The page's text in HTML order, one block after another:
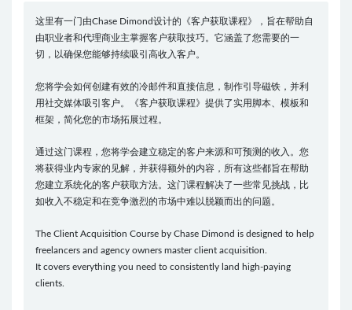
这里有一门由Chase Dimond设计的《客户获取课程》，旨在帮助自
由职业者和代理商业主掌握客户获取技巧。它涵盖了您需要的一
切，以确保您能够持续吸引高收入客户。
您将学会如何创建有效的冷邮件和直接信息，制作引导磁铁，并利
用社交媒体吸引客户。《客户获取课程》提供了实用脚本、模板和
框架，简化您的市场拓展过程。
通过这门课程，您将学会建立稳定的客户来源和可预测的收入。您
将获得业内专家的见解，并获得额外的内容，所有这些都旨在帮助
您建立系统化的客户获取方法。这门课程解决了一些常见挑战，比
如收入不稳定和在竞争激烈的市场中难以脱颖而出的问题。
The Client Acquisition Course by Chase Dimond is designed to help
freelancers and agency owners master client acquisition.
It covers everything you need to consistently land high-paying
clients.